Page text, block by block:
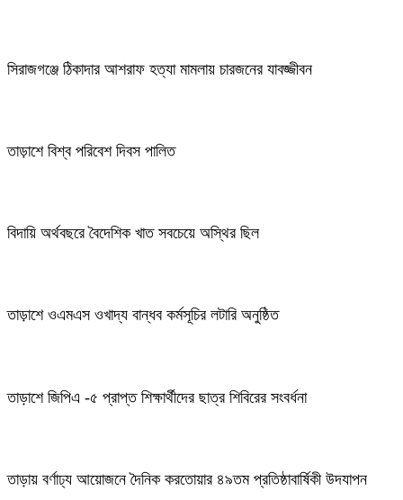
সিরাজগঞ্জে ঠিকাদার আশরাফ হত্যা মামলায় চারজনের যাবজ্জীবন
তাড়াশে বিশ্ব পরিবেশ দিবস পালিত
বিদায়ি অর্থবছরে বৈদেশিক খাত সবচেয়ে অস্থির ছিল
তাড়াশে ওএমএস ওখাদ্য বান্ধব কর্মসূচির লটারি অনুষ্ঠিত
তাড়াশে জিপিএ -৫ প্রাপ্ত শিক্ষার্থীদের ছাত্র শিবিরের সংবর্ধনা
তাড়ায় বর্ণাঢ্য আয়োজনে দৈনিক করতোয়ার ৪৯তম প্রতিষ্ঠাবার্ষিকী উদযাপন